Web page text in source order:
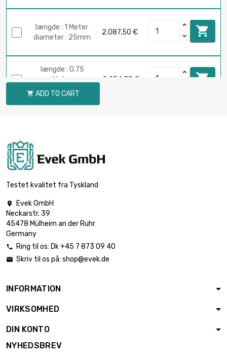
længde : 1 Meter
diameter : 25mm
2.087,50 € 
længde : 0.75
Meter
diameter : 30mm
2.254,38 € 
længde : 0.4 Meter
længde : 0.5 Meter
diameter : 40mm
længde : 0.75
længde : 0.3 Meter
 ADD TO CART
Testet kvalitet fra Tyskland

Evek GmbH
Neckarstr. 39
45478 Mülheim an der Ruhr
Germany
 Ring til os: Dk +45 7 873 09 40
 Skriv til os på: shop@evek.de
INFORMATION
VIRKSOMHED
DIN KONTO
NYHEDSBREV